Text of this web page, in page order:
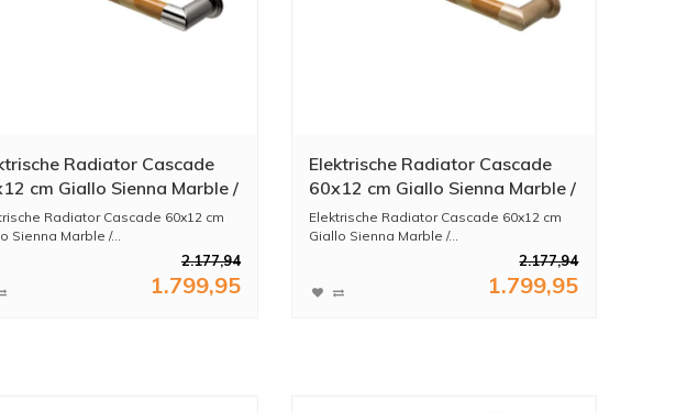
Radiator Cascade
cm Giallo Sienna Marble /
Nickel
Radiator Cascade 60x12 cm
Sienna Marble /...
2.177,94
1.799,95
Elektrische Radiator Cascade
60x12 cm Giallo Sienna Marble /
Brushed Brass
Elektrische Radiator Cascade 60x12 cm
Giallo Sienna Marble /...
2.177,94
1.799,95